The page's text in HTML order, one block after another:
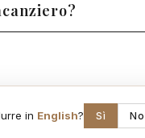
ai act accedi
in English? Sì No